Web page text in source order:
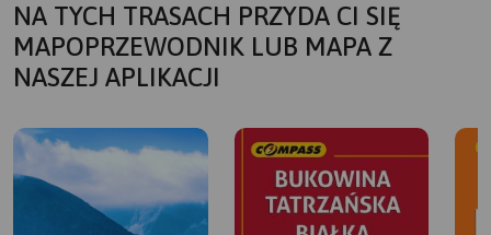
NA TYCH TRASACH PRZYDA CI SIĘ
MAPOPRZEWODNIK LUB MAPA Z
NASZEJ APLIKACJI